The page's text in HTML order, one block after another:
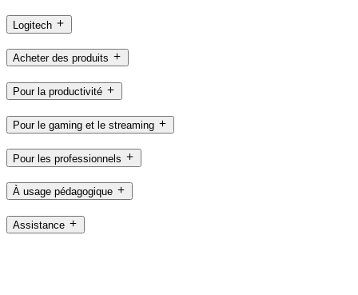
Logitech
Acheter des produits
Pour la productivité
Pour le gaming et le streaming
Pour les professionnels
À usage pédagogique
Assistance